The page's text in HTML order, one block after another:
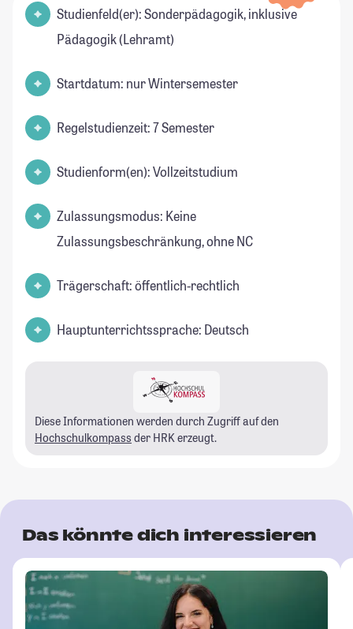
Studienfeld(er): Sonderpädagogik, inklusive
Pädagogik (Lehramt)
Startdatum: nur Wintersemester
Regelstudienzeit: 7 Semester
Studienform(en): Vollzeitstudium
Zulassungsmodus: Keine
Zulassungsbeschränkung, ohne NC
Trägerschaft: öffentlich-rechtlich
Hauptunterrichtssprache: Deutsch
Diese Informationen werden durch Zugriff auf den
Hochschulkompass der HRK erzeugt.
Das könnte dich interessieren